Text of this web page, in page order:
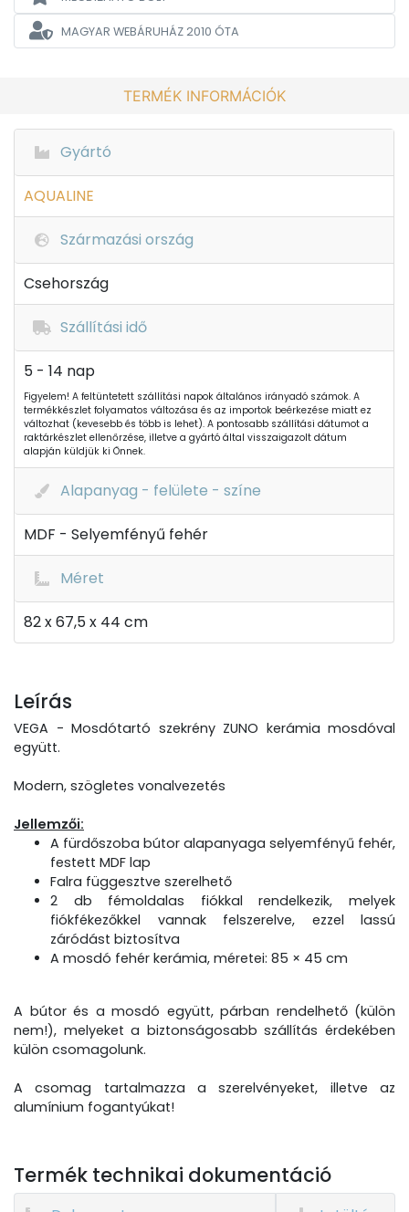
MAGYAR WEBÁRUHÁZ2010 ÓTA
TERMÉK INFORMÁCIÓK
Gyártó
AQUALINE
Származási ország
Csehország
Szállítási idő
5 - 14 nap
Figyelem! A feltüntetett szállítási napok általános irányadó számok. A
termékkészlet folyamatos változása és az importok beérkezése miatt ez
változhat (kevesebb és több is lehet). A pontosabb szállítási dátumot a
raktárkészlet ellenőrzése, illetve a gyártó által visszaigazolt dátum
alapján küldjük ki Önnek.
Alapanyag - felülete - színe
MDF - Selyemfényű fehér
Méret
82 x 67,5 x 44 cm
Leírás
VEGA - Mosdótartó szekrény ZUNO kerámia mosdóval
együtt.
Modern, szögletes vonalvezetés
Jellemzői:
A fürdőszoba bútor alapanyaga selyemfényű fehér,
festett MDF lap
Falra függesztve szerelhető
2 db fémoldalas fiókkal rendelkezik, melyek
fiókfékezőkkel vannak felszerelve, ezzel lassú
záródást biztosítva
A mosdó fehér kerámia, méretei: 85 × 45 cm
A bútor és a mosdó együtt, párban rendelhető (külön
nem!), melyeket a biztonságosabb szállítás érdekében
külön csomagolunk.
A csomag tartalmazza a szerelvényeket, illetve az
alumínium fogantyúkat!
Termék technikai dokumentáció